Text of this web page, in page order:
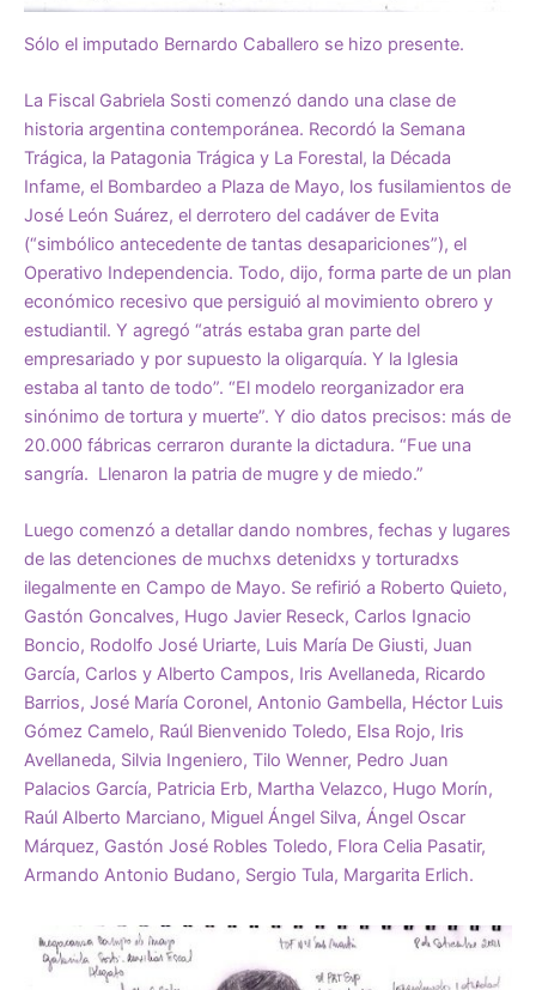
Sólo el imputado Bernardo Caballero se hizo presente.
La Fiscal Gabriela Sosti comenzó dando una clase de
historia argentina contemporánea. Recordó la Semana
Trágica, la Patagonia Trágica y La Forestal, la Década
Infame, el Bombardeo a Plaza de Mayo, los fusilamientos de
José León Suárez, el derrotero del cadáver de Evita
(“simbólico antecedente de tantas desapariciones”), el
Operativo Independencia. Todo, dijo, forma parte de un plan
económico recesivo que persiguió al movimiento obrero y
estudiantil. Y agregó “atrás estaba gran parte del
empresariado y por supuesto la oligarquía. Y la Iglesia
estaba al tanto de todo”. “El modelo reorganizador era
sinónimo de tortura y muerte”. Y dio datos precisos: más de
20.000 fábricas cerraron durante la dictadura. “Fue una
sangría. Llenaron la patria de mugre y de miedo.”
Luego comenzó a detallar dando nombres, fechas y lugares
de las detenciones de muchxs detenidxs y torturadxs
ilegalmente en Campo de Mayo. Se refirió a Roberto Quieto,
Gastón Goncalves, Hugo Javier Reseck, Carlos Ignacio
Boncio, Rodolfo José Uriarte, Luis María De Giusti, Juan
García, Carlos y Alberto Campos, Iris Avellaneda, Ricardo
Barrios, José María Coronel, Antonio Gambella, Héctor Luis
Gómez Camelo, Raúl Bienvenido Toledo, Elsa Rojo, Iris
Avellaneda, Silvia Ingeniero, Tilo Wenner, Pedro Juan
Palacios García, Patricia Erb, Martha Velazco, Hugo Morín,
Raúl Alberto Marciano, Miguel Ángel Silva, Ángel Oscar
Márquez, Gastón José Robles Toledo, Flora Celia Pasatir,
Armando Antonio Budano, Sergio Tula, Margarita Erlich.